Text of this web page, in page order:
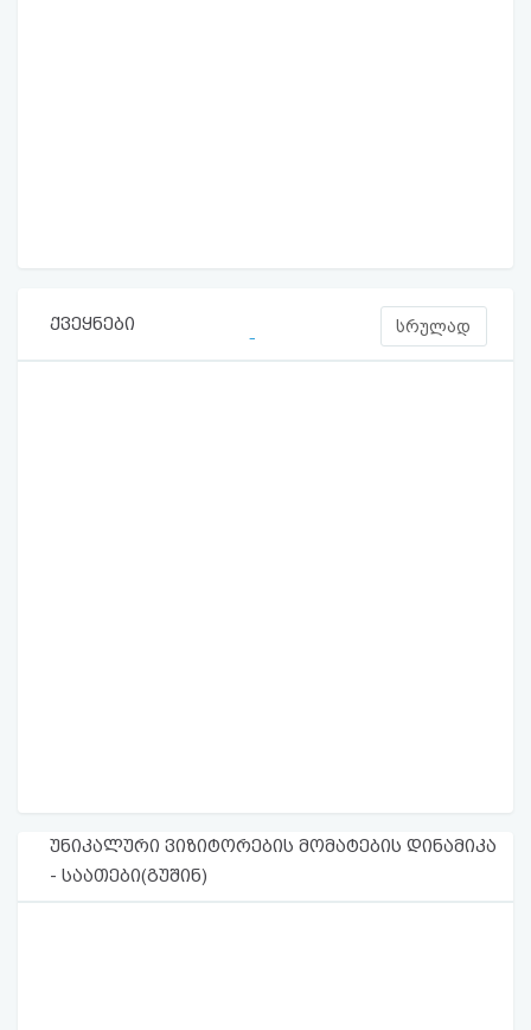
ქვეყნები სრულად
უნიკალური ვიზიტორების მომატების დინამიკა
- საათები(გუშინ)